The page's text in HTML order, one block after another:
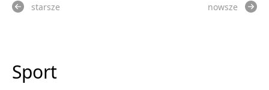
starsze nowsze
Sport